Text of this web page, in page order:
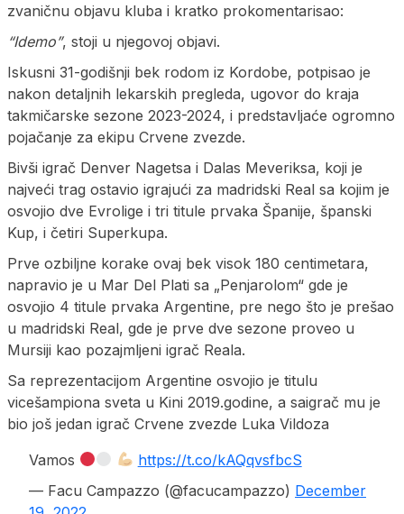
zvaničnu objavu kluba i kratko prokomentarisao:
“Idemo”, stoji u njegovoj objavi.
Iskusni 31-godišnji bek rodom iz Kordobe, potpisao je
nakon detaljnih lekarskih pregleda, ugovor do kraja
takmičarske sezone 2023-2024, i predstavljaće ogromno
pojačanje za ekipu Crvene zvezde.
Bivši igrač Denver Nagetsa i Dalas Meveriksa, koji je
najveći trag ostavio igrajući za madridski Real sa kojim je
osvojio dve Evrolige i tri titule prvaka Španije, španski
Kup, i četiri Superkupa.
Prve ozbiljne korake ovaj bek visok 180 centimetara,
napravio je u Mar Del Plati sa „Penjarolom“ gde je
osvojio 4 titule prvaka Argentine, pre nego što je prešao
u madridski Real, gde je prve dve sezone proveo u
Mursiji kao pozajmljeni igrač Reala.
Sa reprezentacijom Argentine osvojio je titulu
vicešampiona sveta u Kini 2019.godine, a saigrač mu je
bio još jedan igrač Crvene zvezde Luka Vildoza
Vamos
https://t.co/kAQqvsfbcS
— Facu Campazzo (@facucampazzo) December